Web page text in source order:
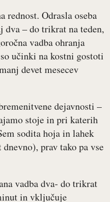
Odrasla oseba
dva – do trikrat na teden,
vadba ohranja
učinki na kostni gostoti
devet mesecev
dejavnosti –
stoje in pri katerih
sodita hoja in lahek
prav tako pa vse
vadba dva- do trikrat
in vključuje